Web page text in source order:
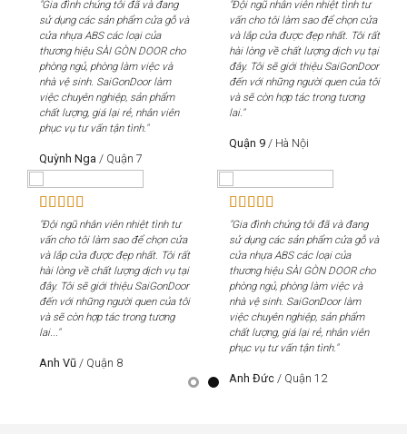
"Gia đình chúng tôi đã và đang
sử dụng các sản phẩm cửa gỗ và
cửa nhựa ABS các loại của
thương hiệu SÀI GÒN DOOR cho
phòng ngủ, phòng làm việc và
nhà vệ sinh. SaiGonDoor làm
việc chuyên nghiệp, sản phẩm
chất lượng, giá lại rẻ, nhân viên
phục vụ tư vấn tận tình."
Quỳnh Nga / Quận 7
"Đội ngũ nhân viên nhiệt tình tư
vấn cho tôi làm sao để chọn cửa
và lắp cửa được đẹp nhất. Tôi rất
hài lòng về chất lượng dịch vụ tại
đây. Tôi sẽ giới thiệu SaiGonDoor
đến với những người quen của tôi
và sẽ còn hợp tác trong tương
lai."
Quận 9 / Hà Nội
"Đội ngũ nhân viên nhiệt tình tư
vấn cho tôi làm sao để chọn cửa
và lắp cửa được đẹp nhất. Tôi rất
hài lòng về chất lượng dịch vụ tại
đây. Tôi sẽ giới thiệu SaiGonDoor
đến với những người quen của tôi
và sẽ còn hợp tác trong tương
lai..."
Anh Vũ / Quận 8
"Gia đình chúng tôi đã và đang
sử dụng các sản phẩm cửa gỗ và
cửa nhựa ABS các loại của
thương hiệu SÀI GÒN DOOR cho
phòng ngủ, phòng làm việc và
nhà vệ sinh. SaiGonDoor làm
việc chuyên nghiệp, sản phẩm
chất lượng, giá lại rẻ, nhân viên
phục vụ tư vấn tận tình."
Anh Đức / Quận 12